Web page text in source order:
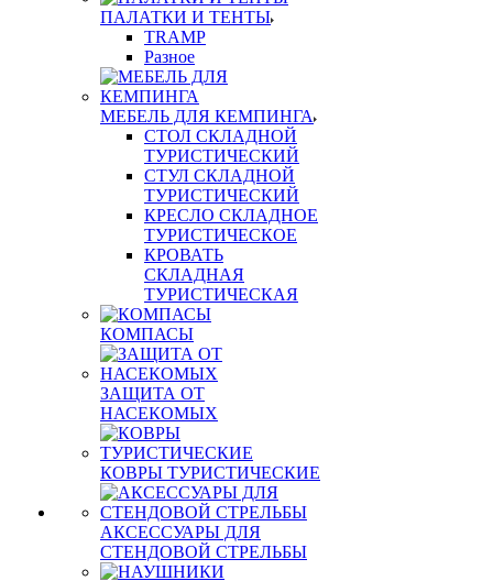
ПАЛАТКИ И ТЕНТЫ
TRAMP
Разное
МЕБЕЛЬ ДЛЯ КЕМПИНГА
СТОЛ СКЛАДНОЙ
ТУРИСТИЧЕСКИЙ
СТУЛ СКЛАДНОЙ
ТУРИСТИЧЕСКИЙ
КРЕСЛО СКЛАДНОЕ
ТУРИСТИЧЕСКОЕ
КРОВАТЬ
СКЛАДНАЯ
ТУРИСТИЧЕСКАЯ
КОМПАСЫ
ЗАЩИТА ОТ
НАСЕКОМЫХ
КОВРЫ ТУРИСТИЧЕСКИЕ
АКСЕССУАРЫ ДЛЯ
СТЕНДОВОЙ СТРЕЛЬБЫ